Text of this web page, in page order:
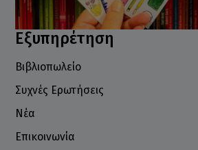
Εξυπηρέτηση
Βιβλιοπωλείο
Συχνές Ερωτήσεις
Νέα
Επικοινωνία